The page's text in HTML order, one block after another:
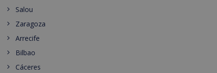
Salou
Zaragoza
Arrecife
Bilbao
Cáceres